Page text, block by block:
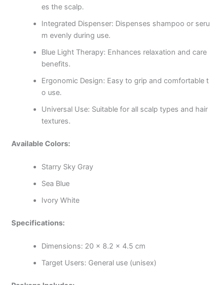
es the scalp.
Integrated Dispenser: Dispenses shampoo or seru
m evenly during use.
Blue Light Therapy: Enhances relaxation and care
benefits.
Ergonomic Design: Easy to grip and comfortable t
o use.
Universal Use: Suitable for all scalp types and hair
textures.
Available Colors:
Starry Sky Gray
Sea Blue
Ivory White
Specifications:
Dimensions: 20 × 8.2 × 4.5 cm
Target Users: General use (unisex)